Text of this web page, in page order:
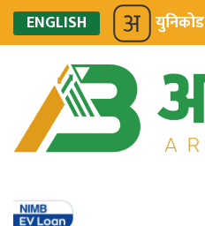
ENGLISH युनिकोड